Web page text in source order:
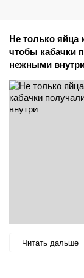
Не только яйца
чтобы кабачки
нежными
Читать дальше